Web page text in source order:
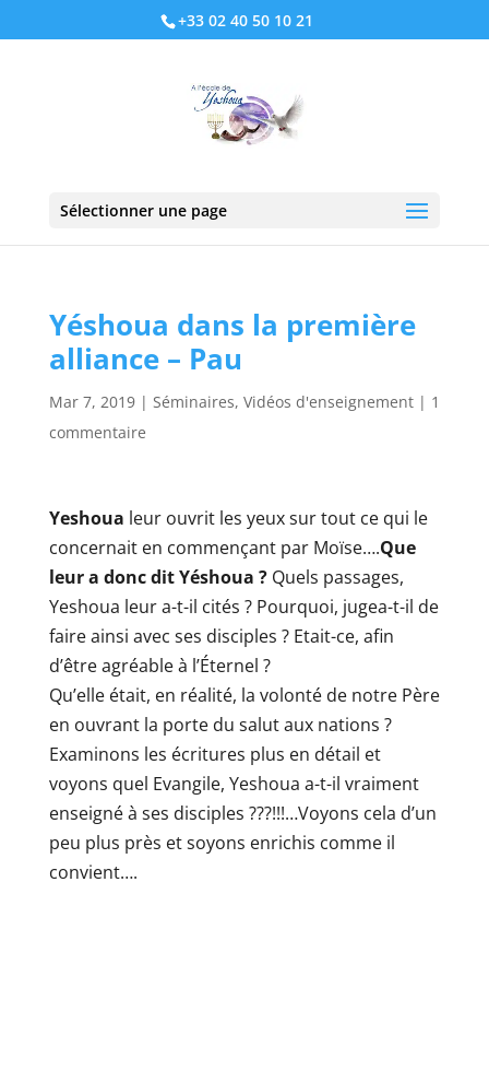
+33 02 40 50 10 21
Sélectionner une page
Yéshoua dans la première
alliance – Pau
Mar 7, 2019| Séminaires, Vidéos d'enseignement| 1
commentaire
Yeshoua leur ouvrit les yeux sur tout ce qui le
concernait en commençant par Moïse….Que
leur a donc dit Yéshoua ?Quels passages,
Yeshoua leur a-t-il cités ? Pourquoi, jugea-t-il de
faire ainsi avec ses disciples ? Etait-ce, afin
d’être agréable à l’Éternel ?
Qu’elle était, en réalité, la volonté de notre Père
en ouvrant la porte du salut aux nations ?
Examinons les écritures plus en détail et
voyons quel Evangile, Yeshoua a-t-il vraiment
enseigné à ses disciples ???!!!…Voyons cela d’un
peu plus près et soyons enrichis comme il
convient….